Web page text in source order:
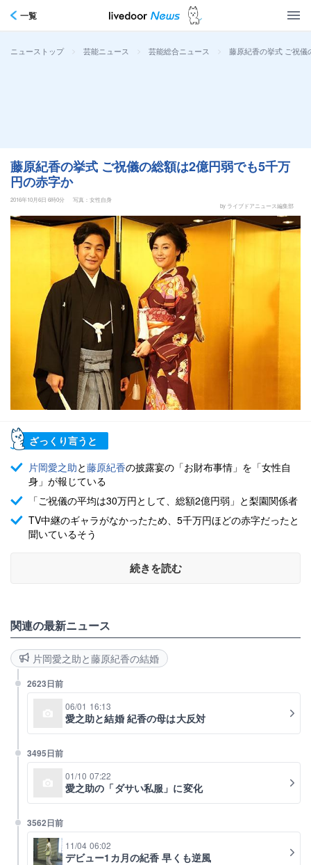
一覧
ニューストップ > 芸能ニュース > 芸能総合ニュース > 藤原紀香の挙式 ご祝
藤原紀香の挙式 ご祝儀の総額は2億円弱でも5千万
円の赤字か
2016年10月6日 6時0分
写真：女性自身
by ライブドアニュース編集部
ざっくり言うと
片岡愛之助と藤原紀香の披露宴の「お財布事情」を「女性自
身」が報じている
「ご祝儀の平均は30万円として、総額2億円弱」と梨園関係者
TV中継のギャラがなかったため、5千万円ほどの赤字だったと
聞いているそう
続きを読む
関連の最新ニュース
片岡愛之助と藤原紀香の結婚
2623日前
06/01 16:13
愛之助と結婚 紀香の母は大反対
3495日前
01/10 07:22
愛之助の「ダサい私服」に変化
3562日前
11/04 06:02
デビュー1カ月の紀香 早くも逆風